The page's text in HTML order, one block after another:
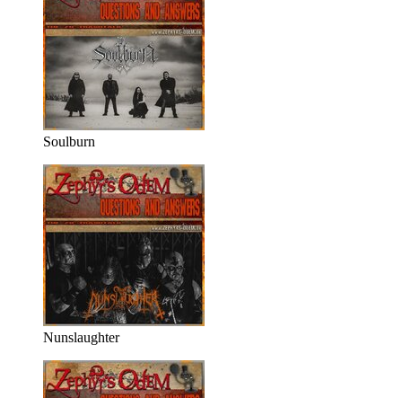
Soulburn
Nunslaughter